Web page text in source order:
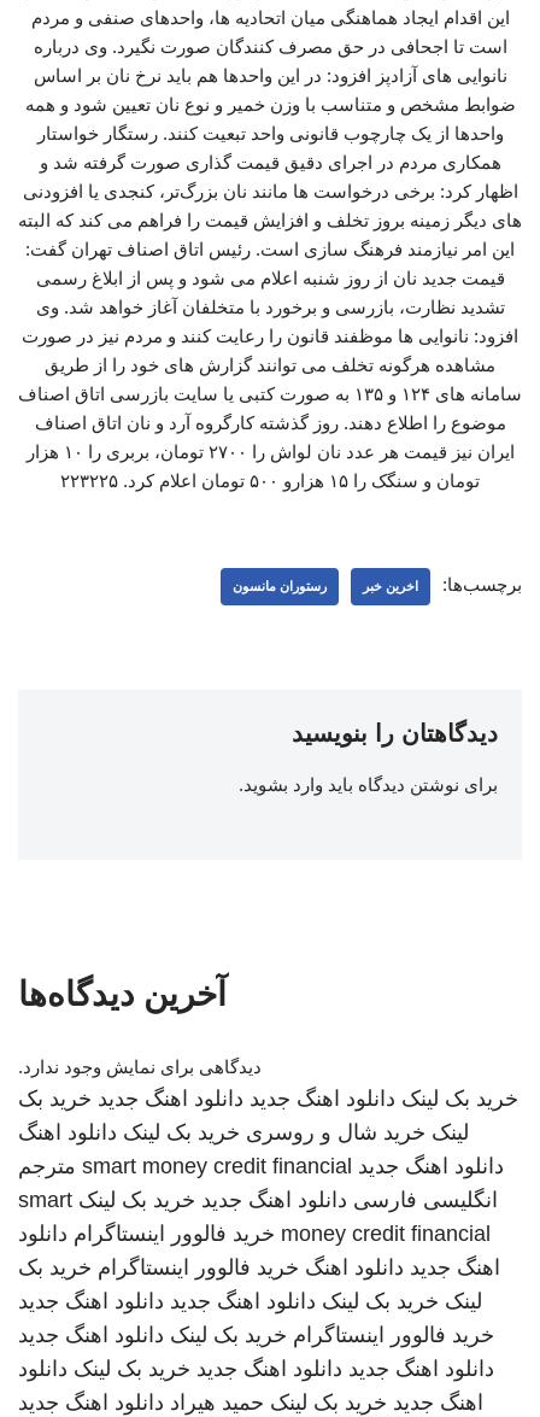
این اقدام ایجاد هماهنگی میان اتحادیه‌ ها، واحدهای صنفی و مردم
است تا اجحافی در حق مصرف‌ کنندگان صورت نگیرد. وی درباره
نانوایی‌ های آزادپز افزود: در این واحدها هم باید نرخ نان بر اساس
ضوابط مشخص و متناسب با وزن خمیر و نوع نان تعیین شود و همه
واحدها از یک چارچوب قانونی واحد تبعیت کنند. رستگار خواستار
همکاری مردم در اجرای دقیق قیمت گذاری صورت گرفته شد و
اظهار کرد: برخی درخواست‌ ها مانند نان بزرگ‌تر، کنجدی یا افزودنی‌
های دیگر زمینه بروز تخلف و افزایش قیمت را فراهم می‌ کند که البته
این امر نیازمند فرهنگ‌ سازی است. رئیس اتاق اصناف تهران گفت:
قیمت جدید نان از روز شنبه اعلام می‌ شود و پس از ابلاغ رسمی
تشدید نظارت، بازرسی و برخورد با متخلفان آغاز خواهد شد. وی
افزود: نانوایی‌ ها موظفند قانون را رعایت کنند و مردم نیز در صورت
مشاهده هرگونه تخلف می‌ توانند گزارش های خود را از طریق
سامانه‌ های ۱۲۴ و ۱۳۵ به صورت کتبی یا سایت بازرسی اتاق اصناف
موضوع را اطلاع دهند. روز گذشته کارگروه آرد و نان اتاق اصناف
ایران نیز قیمت هر عدد نان لواش را ۲۷۰۰ تومان، بربری را ۱۰ هزار
تومان و سنگک را ۱۵ هزارو ۵۰۰ تومان اعلام کرد. ۲۲۳۲۲۵
برچسب‌ها: اخرین خبر رستوران مانسون
دیدگاهتان را بنویسید
برای نوشتن دیدگاه باید وارد بشوید.
آخرین دیدگاه‌ها
دیدگاهی برای نمایش وجود ندارد.
خرید بک لینک دانلود اهنگ جدید دانلود اهنگ جدید خرید بک
لینک خرید شال و روسری خرید بک لینک دانلود اهنگ
دانلود اهنگ جدید smart money credit financial مترجم
انگلیسی فارسی دانلود اهنگ جدید خرید بک لینک smart
money credit financial خرید فالوور اینستاگرام دانلود
اهنگ جدید دانلود اهنگ خرید فالوور اینستاگرام خرید بک
لینک خرید بک لینک دانلود اهنگ جدید دانلود اهنگ جدید
خرید فالوور اینستاگرام خرید بک لینک دانلود اهنگ جدید
دانلود اهنگ جدید دانلود اهنگ جدید خرید بک لینک دانلود
اهنگ جدید خرید بک لینک حمید هیراد دانلود اهنگ جدید